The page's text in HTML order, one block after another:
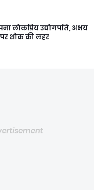
लोकप्रिय उद्योगपति, अभय
शोक की लहर